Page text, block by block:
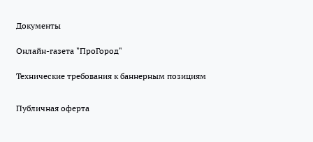
Документы
Онлайн-газета "ПроГород"
Технические требования к баннерным позициям
Публичная оферта